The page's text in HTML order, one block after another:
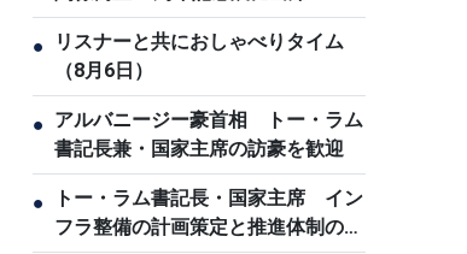
●
リスナーと共におしゃべりタイム
（8月6日）
● アルバニージー豪首相 トー・ラム
書記長兼・国家主席の訪豪を歓迎
●
トー・ラム書記長・国家主席 イン
フラ整備の計画策定と推進体制の刷